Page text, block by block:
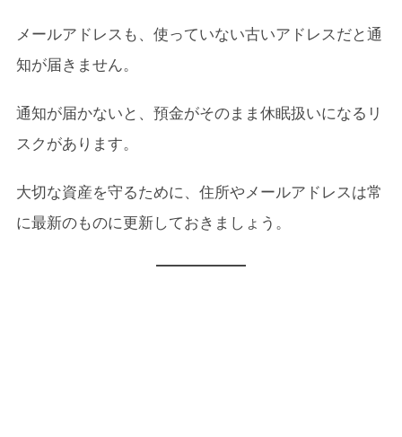
メールアドレスも、使っていない古いアドレスだと通
知が届きません。
通知が届かないと、預金がそのまま休眠扱いになるリ
スクがあります。
大切な資産を守るために、住所やメールアドレスは常
に最新のものに更新しておきましょう。